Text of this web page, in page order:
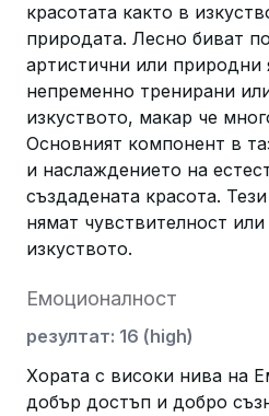
красотата както в
природата. Лесно биват
артистични или природни
непременно тренирани
изкуството, макар че
Основният компонент в
и наслаждението на
създадената красота.
нямат чувствителност
изкуството.
Емоционалност
резултат: 16 (high)
Хората с високи нива на
добър достъп и добро